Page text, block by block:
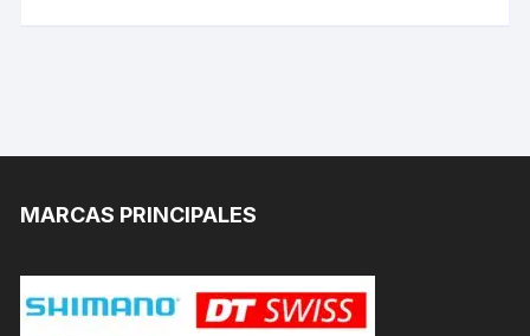
MARCAS PRINCIPALES